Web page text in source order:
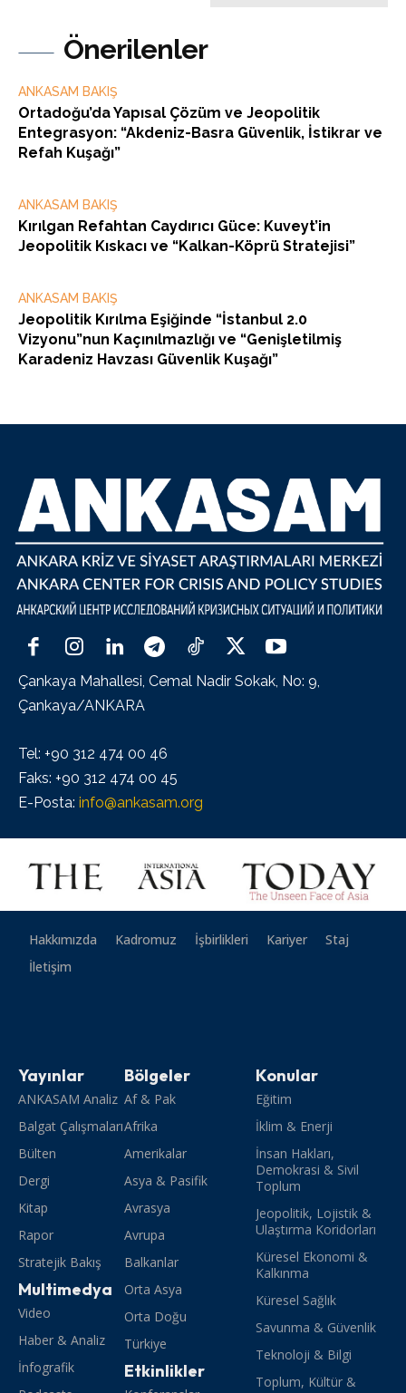
Önerilenler
ANKASAM BAKIŞ
Ortadoğu’da Yapısal Çözüm ve Jeopolitik
Entegrasyon: “Akdeniz-Basra Güvenlik, İstikrar ve
Refah Kuşağı”
ANKASAM BAKIŞ
Kırılgan Refahtan Caydırıcı Güce: Kuveyt’in
Jeopolitik Kıskacı ve “Kalkan-Köprü Stratejisi”
ANKASAM BAKIŞ
Jeopolitik Kırılma Eşiğinde “İstanbul 2.0
Vizyonu”nun Kaçınılmazlığı ve “Genişletilmiş
Karadeniz Havzası Güvenlik Kuşağı”
Çankaya Mahallesi, Cemal Nadir Sokak, No: 9,
Çankaya/ANKARA
Tel: +90 312 474 00 46
Faks: +90 312 474 00 45
E-Posta: info@ankasam.org
Hakkımızda Kadromuz İşbirlikleri Kariyer
Staj
İletişim
Yayınlar
ANKASAM Analiz
Balgat Çalışmaları
Bülten
Dergi
Kitap
Rapor
Stratejik Bakış
Multimedya
Video
Haber & Analiz
İnfografik
Bölgeler
Af & Pak
Afrika
Amerikalar
Asya & Pasifik
Avrasya
Avrupa
Balkanlar
Orta Asya
Orta Doğu
Türkiye
Etkinlikler
Konular
Eğitim
İklim & Enerji
İnsan Hakları,
Demokrasi & Sivil
Toplum
Jeopolitik, Lojistik &
Ulaştırma Koridorları
Küresel Ekonomi &
Kalkınma
Küresel Sağlık
Savunma & Güvenlik
Teknoloji & Bilgi
Toplum, Kültür &